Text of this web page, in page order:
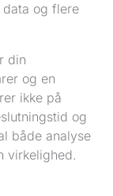
og flere
din
og en
ikke på
og
både analyse
virkelighed.